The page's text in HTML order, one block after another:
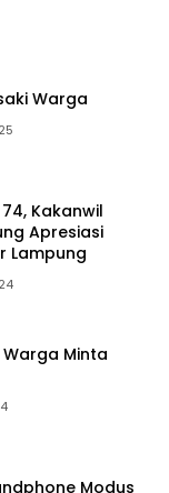
Warga
Kakanwil
Apresiasi
Lampung
Minta
Modus